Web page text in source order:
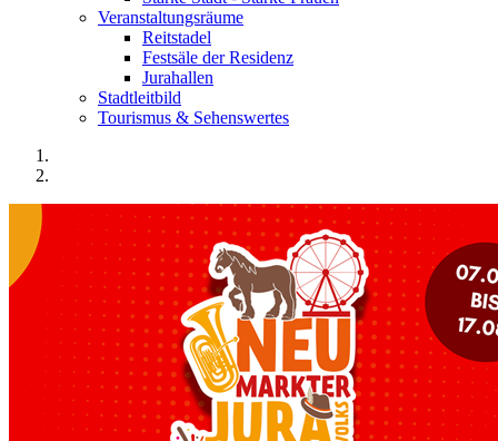
Veranstaltungsräume
Reitstadel
Festsäle der Residenz
Jurahallen
Stadtleitbild
Tourismus & Sehenswertes